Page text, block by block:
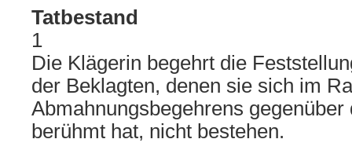
Tatbestand
1
Die Klägerin begehrt die
der Beklagten, denen sie sich im
Abmahnungsbegehrens gegenüber
berühmt hat, nicht bestehen.